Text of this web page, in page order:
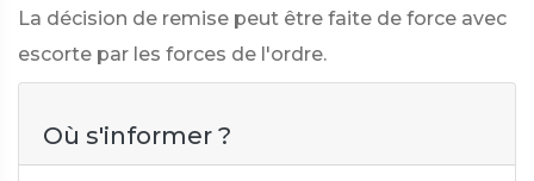
La décision de remise peut être faite de force avec
escorte par les forces de l'ordre.
Où s'informer ?